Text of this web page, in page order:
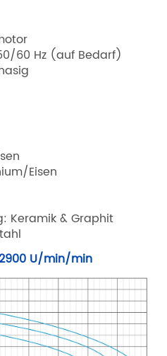
60 Hz (auf Bedarf)
Eisen
Keramik & Graphit
U/min/min